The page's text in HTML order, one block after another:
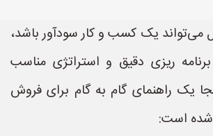
می‌تواند یک کسب و کار سودآور باشد،
ریزی دقیق و استراتژی مناسب
یک راهنمای گام به گام برای فروش
شده است: